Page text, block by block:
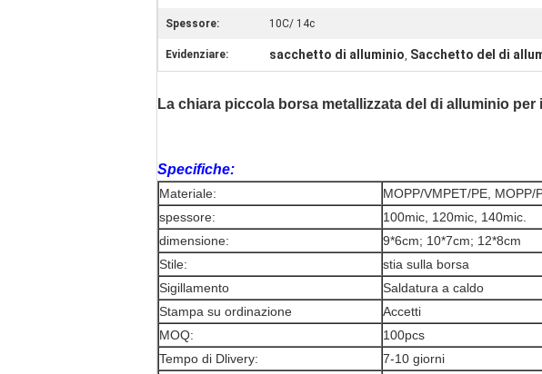
Spessore: 10C/ 14c
Evidenziare: sacchetto di alluminio, Sacchetto del di
La chiara piccola borsa metallizzata del di alluminio
Specifiche:
Materiale:
MOPP/VMPET/PE, MOPP/
spessore:
100mic, 120mic, 140mic.
dimensione:
9*6cm; 10*7cm; 12*8cm
Stile:
stia sulla borsa
Sigillamento
Saldatura a caldo
Stampa su ordinazione
Accetti
MOQ:
100pcs
Tempo di Dlivery:
7-10 giorni